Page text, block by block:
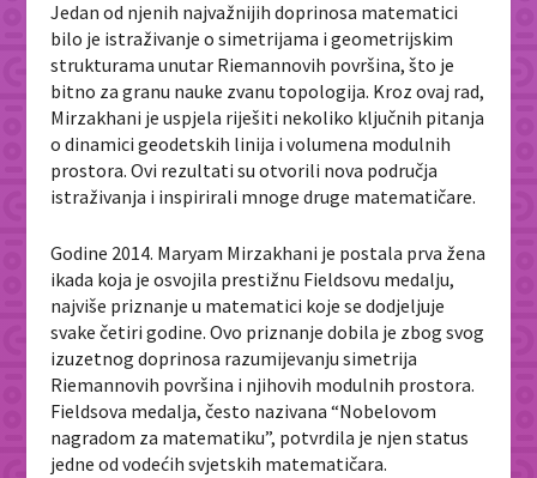
Jedan od njenih najvažnijih doprinosa matematici
bilo je istraživanje o simetrijama i geometrijskim
strukturama unutar Riemannovih površina, što je
bitno za granu nauke zvanu topologija. Kroz ovaj rad,
Mirzakhani je uspjela riješiti nekoliko ključnih pitanja
o dinamici geodetskih linija i volumena modulnih
prostora. Ovi rezultati su otvorili nova područja
istraživanja i inspirirali mnoge druge matematičare.
Godine 2014. Maryam Mirzakhani je postala prva žena
ikada koja je osvojila prestižnu Fieldsovu medalju,
najviše priznanje u matematici koje se dodjeljuje
svake četiri godine. Ovo priznanje dobila je zbog svog
izuzetnog doprinosa razumijevanju simetrija
Riemannovih površina i njihovih modulnih prostora.
Fieldsova medalja, često nazivana “Nobelovom
nagradom za matematiku”, potvrdila je njen status
jedne od vodećih svjetskih matematičara.